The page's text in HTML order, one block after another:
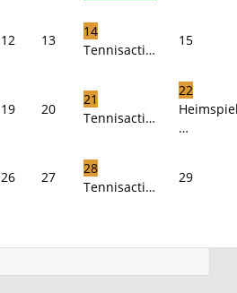
12 13
14
Tennisacti…
15
19 20
21
Tennisacti…
22
…
26 27
28
Tennisacti…
29